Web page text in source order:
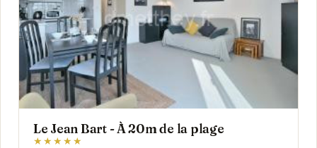
Le Jean Bart - À 20m de la plage
★★★★★